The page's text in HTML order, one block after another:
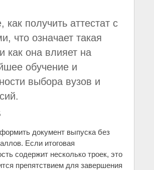
как получить аттестат с
что означает такая
как она влияет на
обучение и
выбора вузов и
документ выпуска без
Если итоговая
содержит несколько троек, это
препятствием для завершения